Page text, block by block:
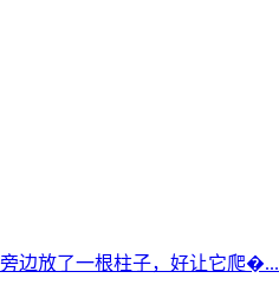
边放了一根柱子，好让它爬�...